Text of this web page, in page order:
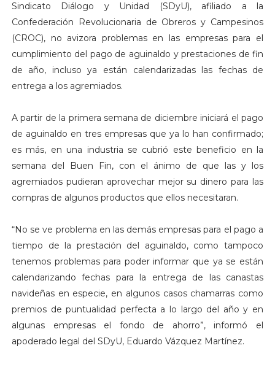
Sindicato Diálogo y Unidad (SDyU), afiliado a la
Confederación Revolucionaria de Obreros y Campesinos
(CROC), no avizora problemas en las empresas para el
cumplimiento del pago de aguinaldo y prestaciones de fin
de año, incluso ya están calendarizadas las fechas de
entrega a los agremiados.
A partir de la primera semana de diciembre iniciará el pago
de aguinaldo en tres empresas que ya lo han confirmado;
es más, en una industria se cubrió este beneficio en la
semana del Buen Fin, con el ánimo de que las y los
agremiados pudieran aprovechar mejor su dinero para las
compras de algunos productos que ellos necesitaran.
“No se ve problema en las demás empresas para el pago a
tiempo de la prestación del aguinaldo, como tampoco
tenemos problemas para poder informar que ya se están
calendarizando fechas para la entrega de las canastas
navideñas en especie, en algunos casos chamarras como
premios de puntualidad perfecta a lo largo del año y en
algunas empresas el fondo de ahorro”, informó el
apoderado legal del SDyU, Eduardo Vázquez Martínez.